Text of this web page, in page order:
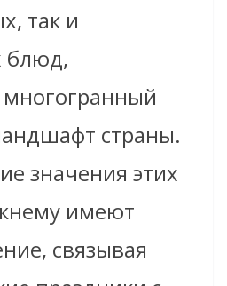
так и
блюд,
страны.
значения этих
имеют
связывая